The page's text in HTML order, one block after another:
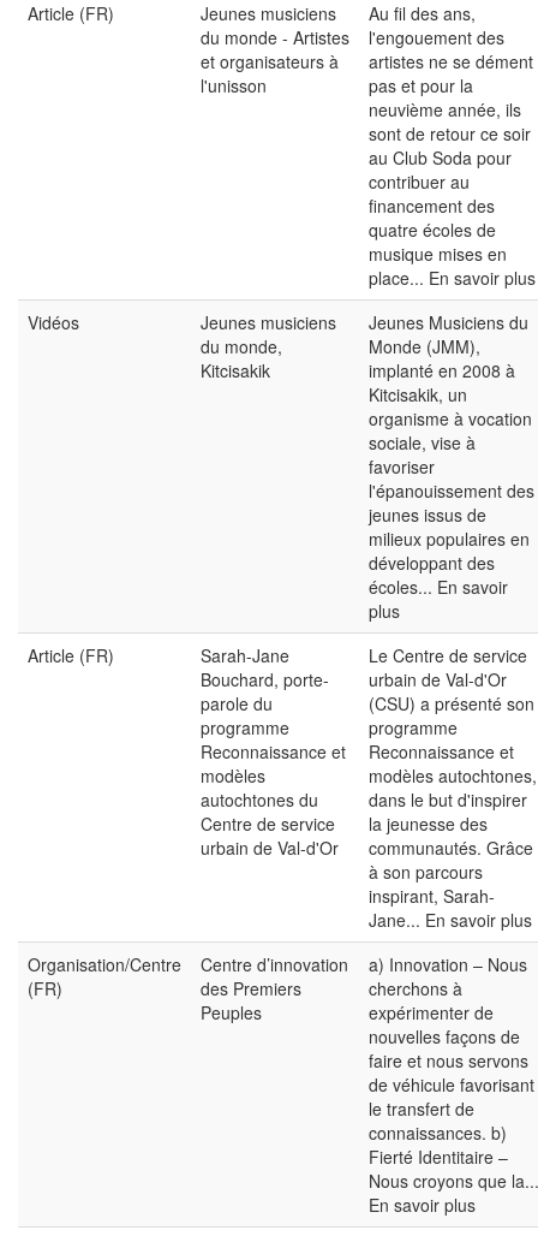
Article (FR)
Jeunes musiciens
du monde - Artistes
et organisateurs à
l'unisson
Au fil des ans,
l'engouement des
artistes ne se dément
pas et pour la
neuvième année, ils
sont de retour ce soir
au Club Soda pour
contribuer au
financement des
quatre écoles de
musique mises en
place... En savoir plus
Vidéos
Jeunes musiciens
du monde,
Kitcisakik
Jeunes Musiciens du
Monde (JMM),
implanté en 2008 à
Kitcisakik, un
organisme à vocation
sociale, vise à
favoriser
l'épanouissement des
jeunes issus de
milieux populaires en
développant des
écoles... En savoir
plus
Article (FR)
Sarah-Jane
Bouchard, porte-
parole du
programme
Reconnaissance et
modèles
autochtones du
Centre de service
urbain de Val-d'Or
Le Centre de service
urbain de Val-d'Or
(CSU) a présenté son
programme
Reconnaissance et
modèles autochtones,
dans le but d'inspirer
la jeunesse des
communautés. Grâce
à son parcours
inspirant, Sarah-
Jane... En savoir plus
Organisation/Centre
(FR)
Centre d’innovation
des Premiers
Peuples
a) Innovation – Nous
cherchons à
expérimenter de
nouvelles façons de
faire et nous servons
de véhicule favorisant
le transfert de
connaissances. b)
Fierté Identitaire –
Nous croyons que la...
En savoir plus